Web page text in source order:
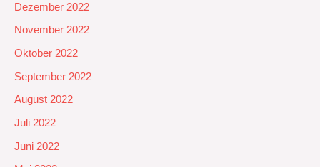
Dezember 2022
November 2022
Oktober 2022
September 2022
August 2022
Juli 2022
Juni 2022